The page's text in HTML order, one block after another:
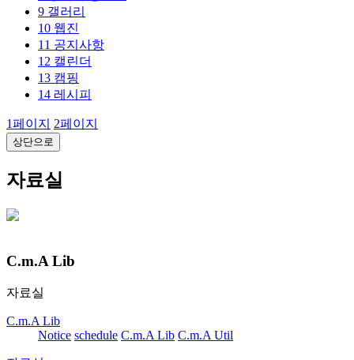
9 갤러리
10 웹진
11 공지사항
12 캘린더
13 캠핑
14 레시피
1페이지 2페이지
상단으로
자료실
C.m.A Lib
자료실
C.m.A Lib
Notice schedule C.m.A Lib C.m.A Util